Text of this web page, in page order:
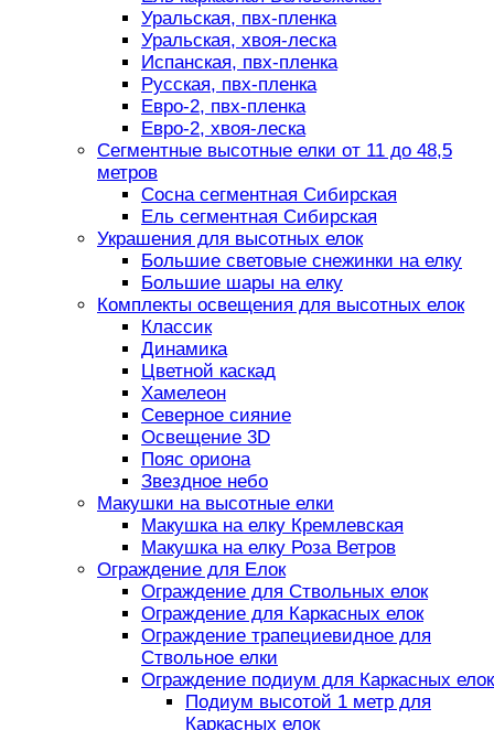
Уральская, пвх-пленка
Уральская, хвоя-леска
Испанская, пвх-пленка
Русская, пвх-пленка
Евро-2, пвх-пленка
Евро-2, хвоя-леска
Сегментные высотные елки от 11 до 48,5
метров
Сосна сегментная Сибирская
Ель сегментная Сибирская
Украшения для высотных елок
Большие световые снежинки на елку
Большие шары на елку
Комплекты освещения для высотных елок
Классик
Динамика
Цветной каскад
Хамелеон
Северное сияние
Освещение 3D
Пояс ориона
Звездное небо
Макушки на высотные елки
Макушка на елку Кремлевская
Макушка на елку Роза Ветров
Ограждение для Елок
Ограждение для Ствольных елок
Ограждение для Каркасных елок
Ограждение трапециевидное для
Ствольное елки
Ограждение подиум для Каркасных елок
Подиум высотой 1 метр для
Каркасных елок